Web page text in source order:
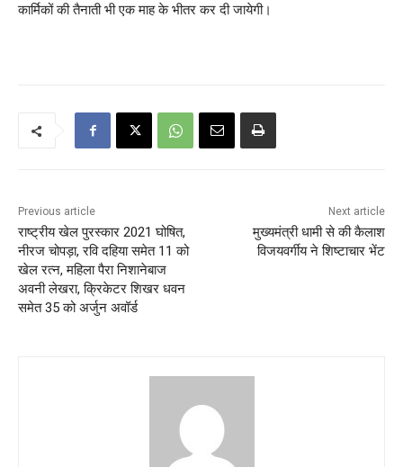
कार्मिकों की तैनाती भी एक माह के भीतर कर दी जायेगी।
Previous article
राष्ट्रीय खेल पुरस्कार 2021 घोषित,
नीरज चोपड़ा, रवि दहिया समेत 11 को
खेल रत्न, महिला पैरा निशानेबाज
अवनी लेखरा, क्रिकेटर शिखर धवन
समेत 35 को अर्जुन अवॉर्ड
Next article
मुख्यमंत्री धामी से की कैलाश
विजयवर्गीय ने शिष्टाचार भेंट